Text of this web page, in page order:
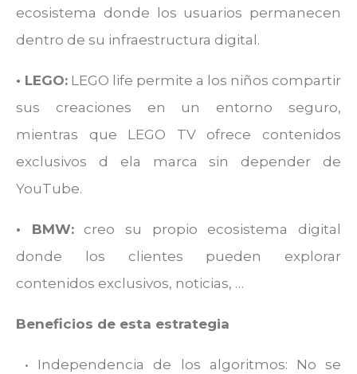
ecosistema donde los usuarios permanecen
dentro de su infraestructura digital.
• LEGO: LEGO life permite a los niños compartir
sus creaciones en un entorno seguro,
mientras que LEGO TV ofrece contenidos
exclusivos d ela marca sin depender de
YouTube.
• BMW:creo su propio ecosistema digital
donde los clientes pueden explorar
contenidos exclusivos, noticias, …
Beneficios de esta estrategia
• Independencia de los algoritmos: No se